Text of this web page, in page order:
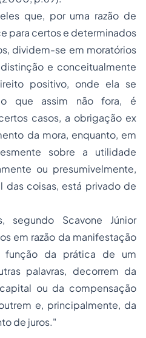
que, por uma razão de
para certos e determinados
dividem-se em moratórios
e conceitualmente
positivo, onde ela se
que assim não fora, é
casos, a obrigação ex
da mora, enquanto, em
sobre a utilidade
ou presumivelmente,
das coisas, está privado de
segundo Scavone Júnior
em razão da manifestação
função da prática de um
palavras, decorrem da
ou da compensação
e, principalmente, da
de juros."